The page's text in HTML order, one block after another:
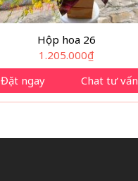
Hộp hoa 26
1.205.000₫
Đặt ngay
Chat tư vấn